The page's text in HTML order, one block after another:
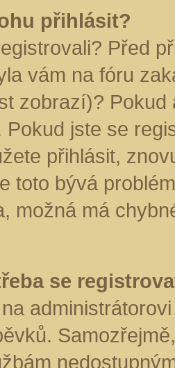
přihlásit?
Před
vám na fóru
zobrazí)?
Pokud jste se
přihlásit,
toto bývá
možná má
se